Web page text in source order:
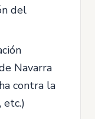
del
Navarra
contra la
etc.)